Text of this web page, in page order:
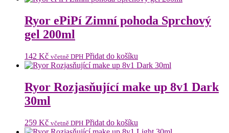
Ryor ePiPí Zimní pohoda Sprchový
gel 200ml
142 Kč včetně DPH Přidat do košíku
Ryor Rozjasňující make up 8v1 Dark
30ml
259 Kč včetně DPH Přidat do košíku